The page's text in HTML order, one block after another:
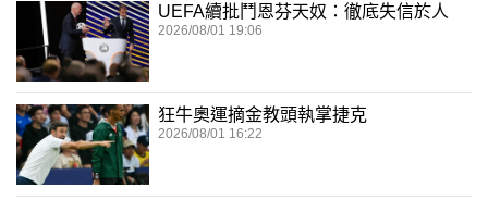
UEFA續批鬥恩芬天奴：徹底失信於人
2026/08/01 19:06
狂牛奧運摘金教頭執掌捷克
2026/08/01 16:22